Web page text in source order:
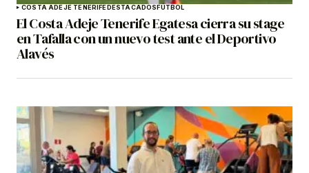
COSTA ADEJE TENERIFEDESTACADOSFÚTBOL
El Costa Adeje Tenerife Egatesa cierra su stage
en Tafalla con un nuevo test ante el Deportivo
Alavés